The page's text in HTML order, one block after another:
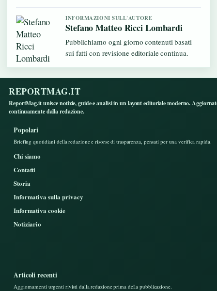
INFORMAZIONI SULL'AUTORE
Stefano Matteo Ricci Lombardi
Pubblichiamo ogni giorno contenuti basati
sui fatti con revisione editoriale continua.
REPORTMAG.IT
ReportMag.it unisce notizie, guide e analisi in un layout editoriale moderno.
continuamente dalla redazione.
Popolari
Briefing quotidiani della redazione e risorse di trasparenza, pensati per una verifica rapida.
Chi siamo
Contatti
Storia
Informativa sulla privacy
Informativa cookie
Notiziario
Articoli recenti
Aggiornamenti urgenti rivisti dalla redazione prima della pubblicazione.